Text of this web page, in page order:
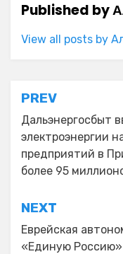
Published by
View all posts by
Навигация
по
записям
PREV
Дальэнергосбыт
электроэнергии
предприятий в
более 95
NEXT
Еврейская
«Единую Россию»